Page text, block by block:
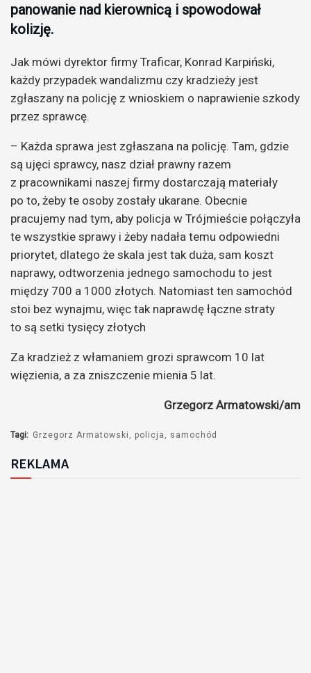
panowanie nad kierownicą i spowodował
kolizję.
Jak mówi dyrektor firmy Traficar, Konrad Karpiński,
każdy przypadek wandalizmu czy kradzieży jest
zgłaszany na policję z wnioskiem o naprawienie szkody
przez sprawcę.
– Każda sprawa jest zgłaszana na policję. Tam, gdzie
są ujęci sprawcy, nasz dział prawny razem
z pracownikami naszej firmy dostarczają materiały
po to, żeby te osoby zostały ukarane. Obecnie
pracujemy nad tym, aby policja w Trójmieście połączyła
te wszystkie sprawy i żeby nadała temu odpowiedni
priorytet, dlatego że skala jest tak duża, sam koszt
naprawy, odtworzenia jednego samochodu to jest
między 700 a 1000 złotych. Natomiast ten samochód
stoi bez wynajmu, więc tak naprawdę łączne straty
to są setki tysięcy złotych
Za kradzież z włamaniem grozi sprawcom 10 lat
więzienia, a za zniszczenie mienia 5 lat.
Grzegorz Armatowski/am
Tagi: Grzegorz Armatowski policja samochód
REKLAMA